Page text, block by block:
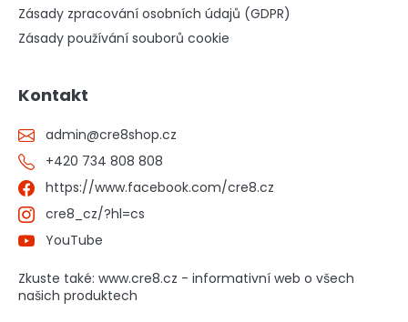
Zásady zpracování osobních údajů (GDPR)
Zásady používání souborů cookie
Kontakt
admin@cre8shop.cz
+420 734 808 808
https://www.facebook.com/cre8.cz
cre8_cz/?hl=cs
YouTube
Zkuste také: www.cre8.cz - informativní web o všech
našich produktech